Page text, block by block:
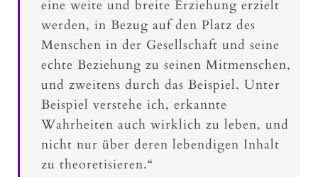
eine weite und breite Erziehung erzielt
werden, in Bezug auf den Platz des
Menschen in der Gesellschaft und seine
echte Beziehung zu seinen Mitmenschen,
und zweitens durch das Beispiel. Unter
Beispiel verstehe ich, erkannte
Wahrheiten auch wirklich zu leben, und
nicht nur über deren lebendigen Inhalt
zu theoretisieren.“